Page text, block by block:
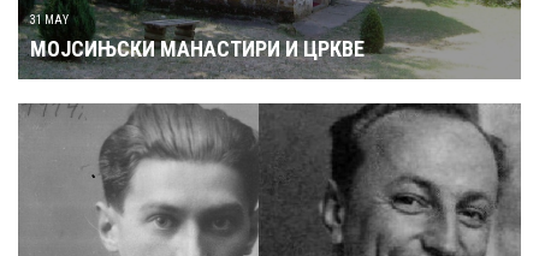
31 MAY
МОЈСИЊСКИ МАНАСТИРИ И ЦРКВЕ